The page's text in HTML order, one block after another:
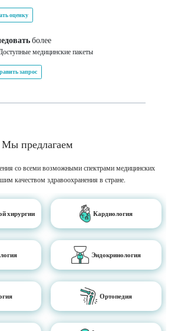
оценку
более
медицинские пакеты
запрос
Мы предлагаем
со всеми возможными спектрами медицинских
качеством здравоохранения в стране.
хирургии Кардиология
Эндокринология
Ортопедия